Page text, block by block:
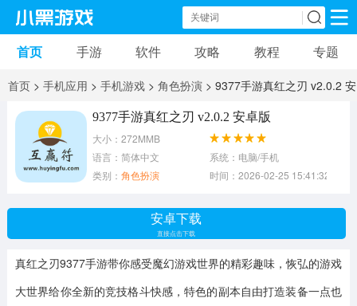
手机游戏 手机软件
安卓游戏 卡牌游戏
益智游戏 音乐游戏 传奇游戏
模拟游戏
策略游戏 文字游戏 角色扮演
首页 手游 软件 攻略 教程 专题
首页 > 手机应用 > 手机游戏 > 角色扮演 > 9377手游真红之刃 v2.0.2 安
卓版
9377手游真红之刃 v2.0.2 安卓版
大小：272MMB
语言：简体中文
系统：电脑/手机
类别： 角色扮演 时间：2026-02-25 15:41:32
安卓下载
直接点击下载
真红之刃9377手游带你感受魔幻游戏世界的精彩趣味，恢弘的游戏
大世界给你全新的竞技格斗快感，特色的副本自由打造装备一点也